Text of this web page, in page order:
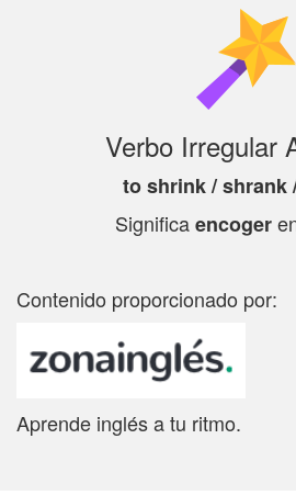
Verbo Irregular
to shrink / shrank
Significaencoger
Contenido proporcionado por:
Aprende inglés a tu ritmo.